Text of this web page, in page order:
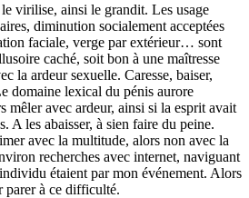
virilise, ainsi le grandit. Les usage
diminution socialement acceptées
faciale, verge par extérieur… sont
caché, soit bon à une maîtresse
la ardeur sexuelle. Caresse, baiser,
domaine lexical du pénis aurore
mêler avec ardeur, ainsi si la esprit avait
A les abaisser, à sien faire du peine.
avec la multitude, alors non avec la
recherches avec internet, naviguant
étaient par mon événement. Alors
parer à ce difficulté.